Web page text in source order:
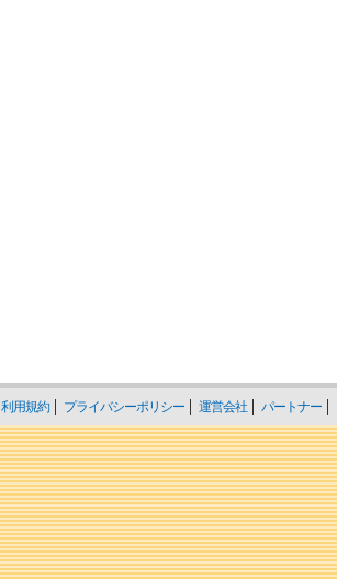
利用規約 プライバシーポリシー 運営会社 パートナー